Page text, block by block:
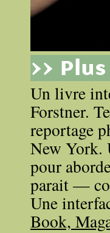
>>
Un livre
Forstner.
reportage
New York.
pour
parait —
Une
Book,